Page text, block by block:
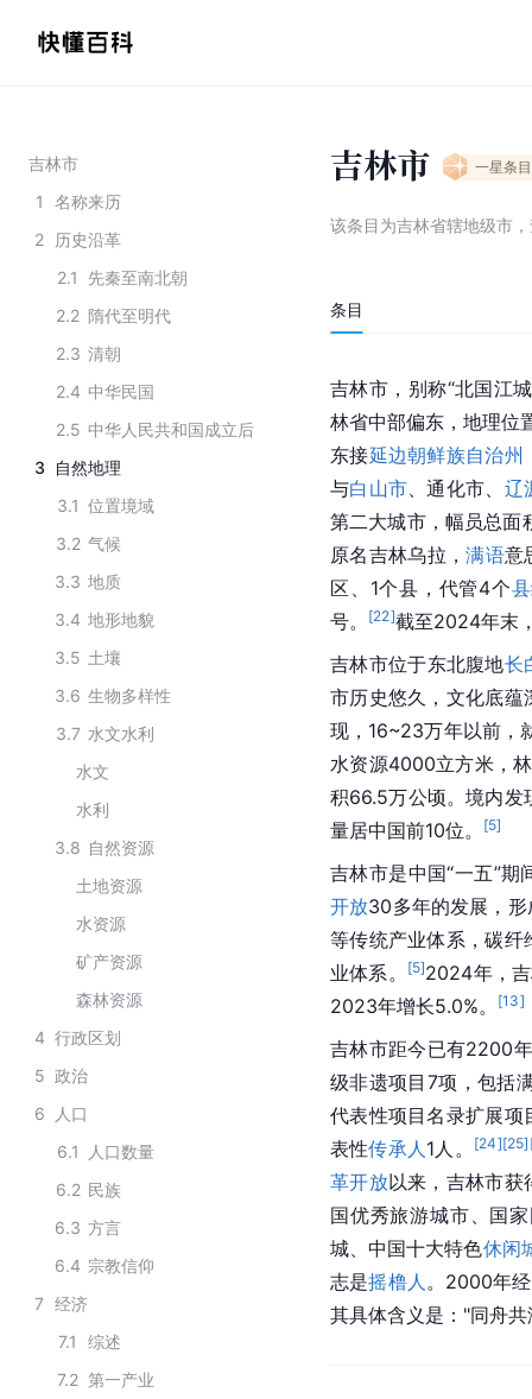
吉林市
1
名称来历
2
历史沿革
2.1
先秦至南北朝
2.2 隋代至明代
2.3 清朝
2.4 中华民国
2.5 中华人民共和国成立后
3
自然地理
3.1 位置境域
3.2 气候
3.3 地质
3.4 地形地貌
3.5 土壤
3.6 生物多样性
3.7 水文水利
水文
水利
3.8 自然资源
土地资源
水资源
矿产资源
森林资源
4 行政区划
5 政治
6
人口
6.1
人口数量
6.2 民族
6.3 方言
6.4 宗教信仰
7 经济
7.1
综述
7.2 第一产业
吉林市 一星条目
该条目为吉林省辖地级市 ，
条目
吉林市，别称“北国江
林省中部偏东，地理位
东接延边朝鲜族自治州
与白山市 、通化市、 辽
第二大城市，幅员总
原名吉林乌拉，满语意
区、1个县，代管4个
号。
[22]截至2024年末
吉林市位于东北腹地长
市历史悠久，文化底蕴
现，16~23万年以前，
水资源4000立方米，
积66.5万公顷。境内发
量居中国前10位。
[5]
吉林市是中国“一五”
开放30多年的发展，
等传统产业体系，碳纤
业体系。
[5]2024年，
2023年增长5.0%。
[13]
吉林市距今已有2200
级非遗项目7项，包括
代表性项目名录扩展项
表性传承人 1人。 [24][25]
革开放以来，吉林市获
国优秀旅游城市、国
城、中国十大特色休闲
志是摇橹人 。2000年
其具体含义是："同舟